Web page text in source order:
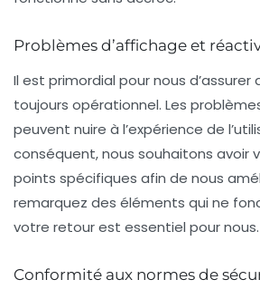
Problèmes d’affichage et
Il est primordial pour nous
toujours opérationnel. Les
peuvent nuire à l’expérience de
conséquent, nous souhaitons avoir
points spécifiques afin de nous
remarquez des éléments qui ne
votre retour est essentiel pour nous.
Conformité aux normes de